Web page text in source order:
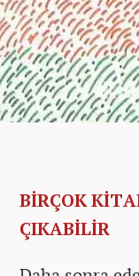
BİRÇOK
ÇIKABİLİR